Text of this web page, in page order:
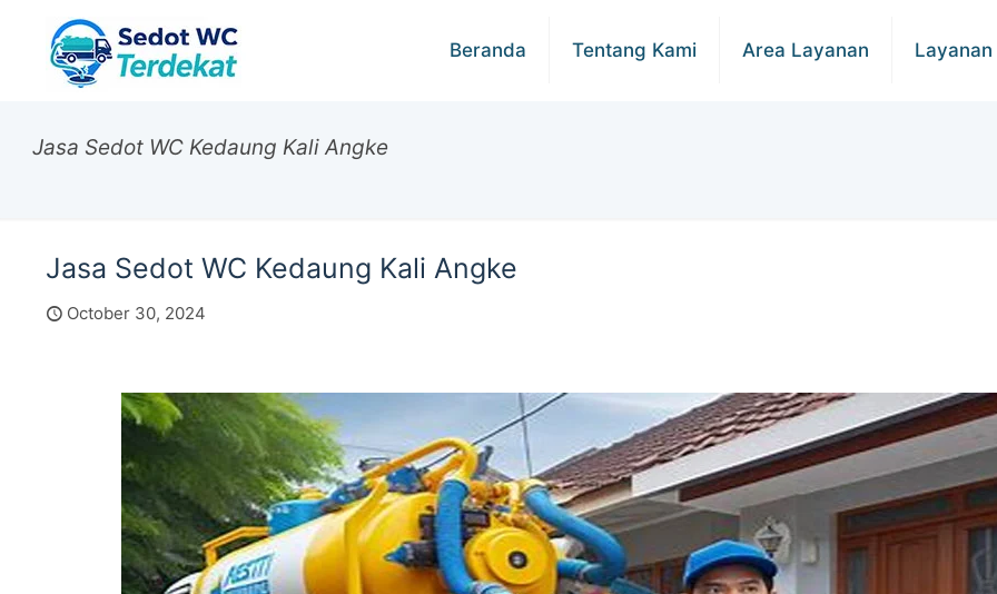
Beranda Tentang Kami Area Layanan Layanan
Jasa Sedot WC Kedaung Kali Angke
Jasa Sedot WC Kedaung Kali Angke
October 30, 2024